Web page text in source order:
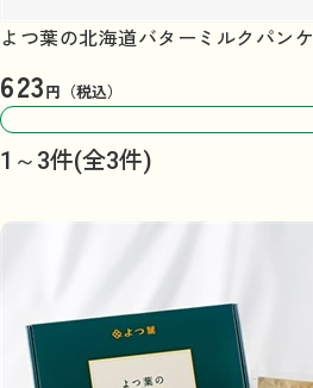
よつ葉の北海道バターミルクパン
623円（税込）
1～3件(全3件)